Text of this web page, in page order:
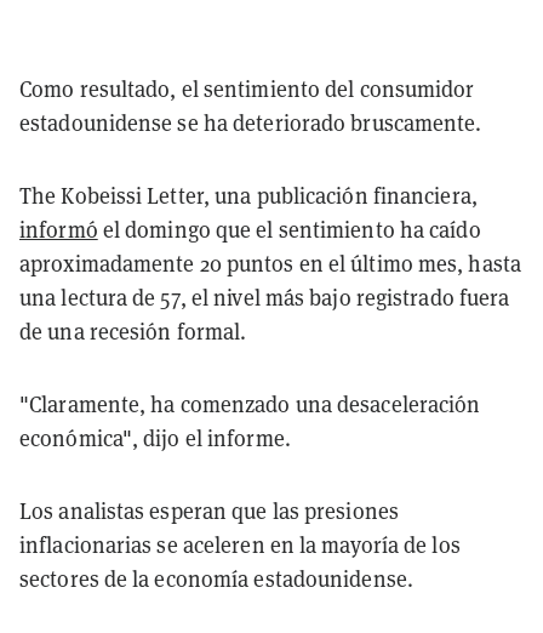
Como resultado, el sentimiento del consumidor
estadounidense se ha deteriorado bruscamente.
The Kobeissi Letter, una publicación financiera,
informó el domingo que el sentimiento ha caído
aproximadamente 20 puntos en el último mes, hasta
una lectura de 57, el nivel más bajo registrado fuera
de una recesión formal.
"Claramente, ha comenzado una desaceleración
económica", dijo el informe.
Los analistas esperan que las presiones
inflacionarias se aceleren en la mayoría de los
sectores de la economía estadounidense.